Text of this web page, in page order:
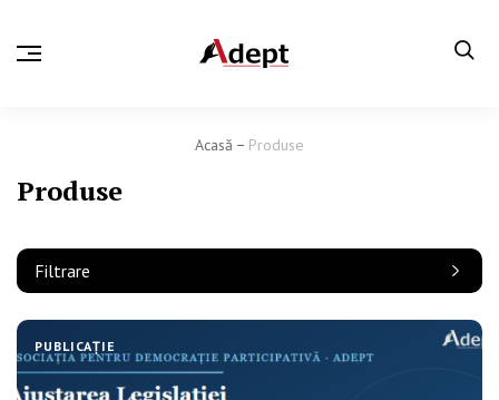
Acasă Produse
Produse
Filtrare
PUBLICAȚIE